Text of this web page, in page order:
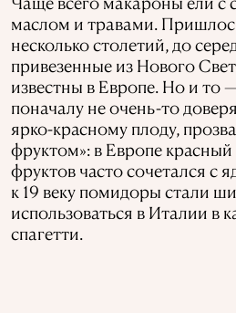
маслом и травами.
несколько столетий, до
привезенные из Нового
известны в Европе. Но и то
поначалу не очень-то
ярко-красному плоду,
фруктом»: в Европе красный
фруктов часто сочетался с
к 19 веку помидоры стали
использоваться в Италии в
спагетти.